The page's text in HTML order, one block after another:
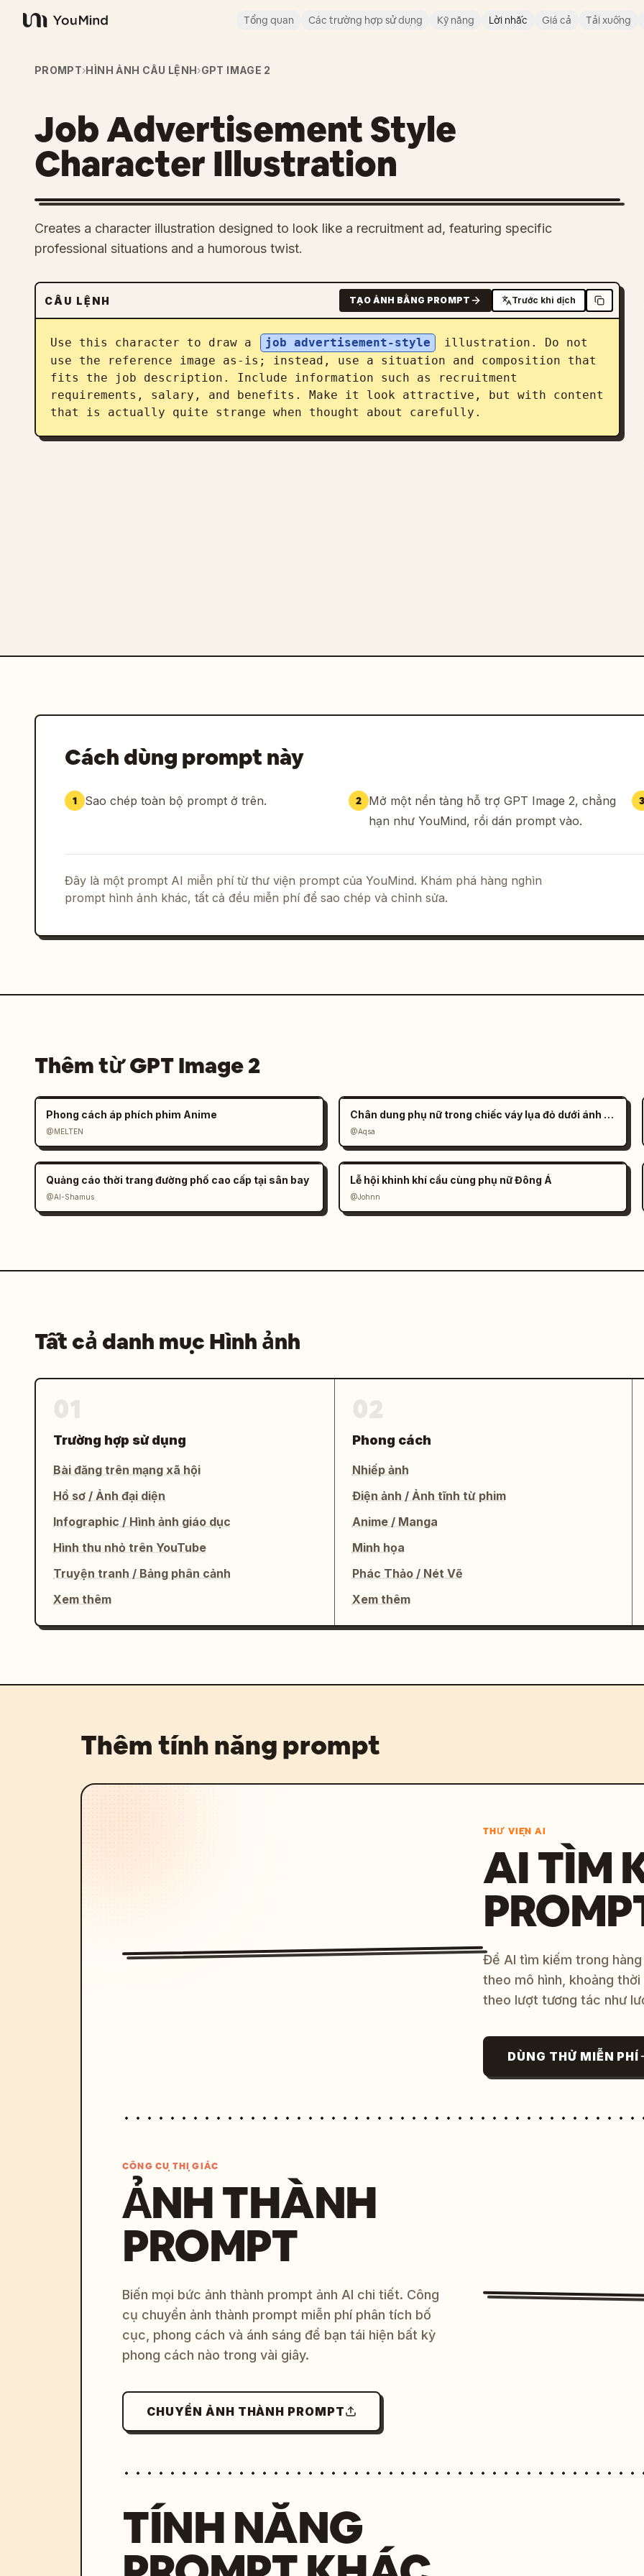
YouMind
Tổng quan Các trường hợp sử dụng Kỹ năng Lời nhắc Giá cả Tải xuống
PROMPT›HÌNH ẢNH CÂU LỆNH›GPT IMAGE 2
Job Advertisement Style
Character Illustration
Creates a character illustration designed to look like a recruitment ad, featuring specific
professional situations and a humorous twist.
CÂU LỆNH TẠO ẢNH BẰNG PROMPT Trước khi dịch
Use this character to draw a job advertisement-style
illustration. Do not
use the reference image as-is; instead, use a situation and composition that
fits the job description. Include information such as recruitment
requirements, salary, and benefits. Make it look attractive, but with content
that is actually quite strange when thought about carefully.
Cách dùng prompt này
1 Sao chép toàn bộ prompt ở trên. 2 Mở một nền tảng hỗ trợ GPT Image 2, chẳng
hạn như YouMind, rồi dán prompt vào.
3
Đây là một prompt AI miễn phí từ thư viện prompt của YouMind. Khám phá hàng nghìn
prompt hình ảnh khác, tất cả đều miễn phí để sao chép và chỉnh sửa.
Thêm từ GPT Image 2
Phong cách áp phích phim Anime
@MELTEN
Chân dung phụ nữ trong chiếc váy lụa đỏ dưới ánh nắng
@Aqsa
Quảng cáo thời trang đường phố cao cấp tại sân bay
@Al-Shamus
Lễ hội khinh khí cầu cùng phụ nữ Đông Á
@Johnn
Tất cả danh mục Hình ảnh
Trường hợp sử dụng
Bài đăng trên mạng xã hội
Hồ sơ / Ảnh đại diện
Infographic / Hình ảnh giáo dục
Hình thu nhỏ trên YouTube
Truyện tranh / Bảng phân cảnh
Xem thêm
Phong cách
Nhiếp ảnh
Điện ảnh / Ảnh tĩnh từ phim
Anime / Manga
Minh họa
Phác Thảo / Nét Vẽ
Xem thêm
Thêm tính năng prompt
THƯ VIỆN AI
AI TÌM
Để AI tìm kiếm trong
theo mô hình, khoảng
theo lượt tương tác như
DÙNG THỬ MIỄN PHÍ
CÔNG CỤ THỊ GIÁC
ẢNH THÀNH
PROMPT
Biến mọi bức ảnh thành prompt ảnh AI chi tiết. Công
cụ chuyển ảnh thành prompt miễn phí phân tích bố
cục, phong cách và ánh sáng để bạn tái hiện bất kỳ
phong cách nào trong vài giây.
CHUYỂN ẢNH THÀNH PROMPT
TÍNH NĂNG